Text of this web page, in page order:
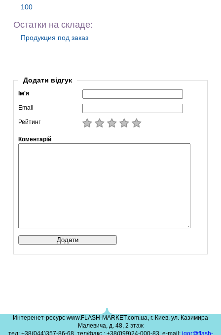
100
Остатки на складе:
Продукция под заказ
Додати відгук
Ім'я
Email
Рейтинг
Коментарій
Интеренет-ресурс www.FLASH-MARKET.com.ua, г. Киев, ул. Казимира
Малевича, д. 48, 2 этаж
тел: +38(044)357-86-68, тел/факс.: +38(099)24-000-83, e-mail: igor@flash-